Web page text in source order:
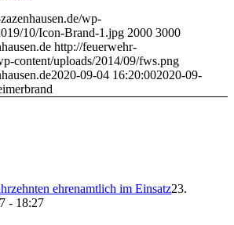
wp-
10/Icon-Brand-1.jpg 2000 3000
http://feuerwehr-
content/uploads/2014/09/fws.png
2020-09-04 16:20:002020-09-
ehrenamtlich im Einsatz23.
- 18:27